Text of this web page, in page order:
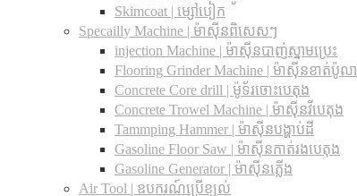
Skimcoat | ម្សៅបៀក
Specailly Machine | ម៉ាស៊ីនពិសេសៗ
injection Machine | ម៉ាស៊ីនបាញ់ស្នាមប្រេះ
Flooring Grinder Machine | ម៉ាស៊ីនខាត់ប៉ូលា
Concrete Core drill | ម៉ូទ័រចោះបេតុង
Concrete Trowel Machine | ម៉ាស៊ីនវីបេតុង
Tammping Hammer | ម៉ាស៊ីនបង្ហាប់ដី
Gasoline Floor Saw | ម៉ាស៊ីនកាត់រងបេតុង
Gasoline Generator | ម៉ាស៊ីនភ្លើង
Air Tool | ឧបករណ៍ប្រើខ្យល់